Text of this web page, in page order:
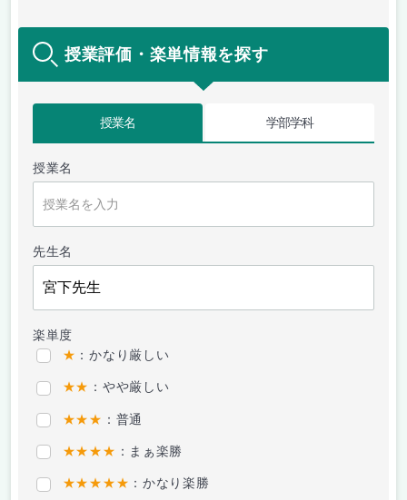
授業評価・楽単情報を探す
授業名 学部学科
授業名
先生名
楽単度
★ ：かなり厳しい
★★ ：やや厳しい
★★★ ：普通
★★★★ ：まぁ楽勝
★★★★★ ：かなり楽勝